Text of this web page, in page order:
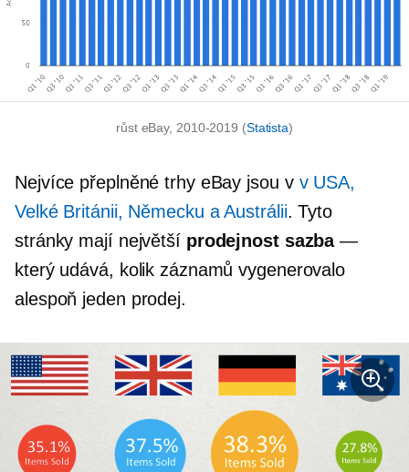
růst eBay, 2010-2019 (Statista)
Nejvíce přeplněné trhy eBay jsou v v USA,
Velké Británii, Německu a Austrálii. Tyto
stránky mají největší prodejnostsazba—
který udává, kolik záznamů vygenerovalo
alespoň jeden prodej.